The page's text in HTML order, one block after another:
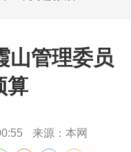
山管理委员
算
来源： 本网